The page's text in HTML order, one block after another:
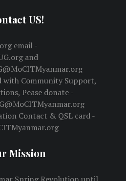
US!
email -
and
with Community Support,
Pease donate -
Contact & QSL card -
Mission